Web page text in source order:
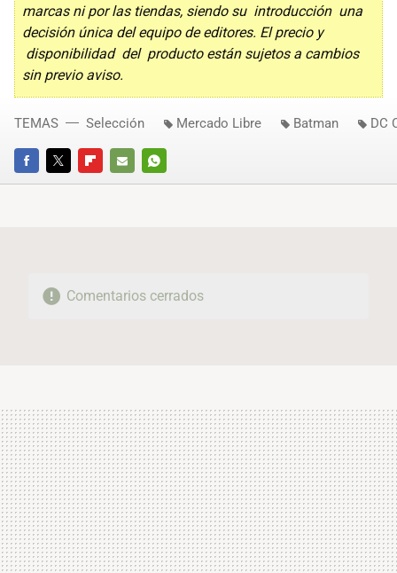
marcas ni por las tiendas, siendo su introducción una
decisión única del equipo de editores. El precio y
disponibilidad del producto están sujetos a cambios
sin previo aviso.
FACEBOOKTWITTERFLIPBOARD
E-
WHATSAPP
TEMAS Selección Mercado Libre Batman DC
Comentarios cerrados